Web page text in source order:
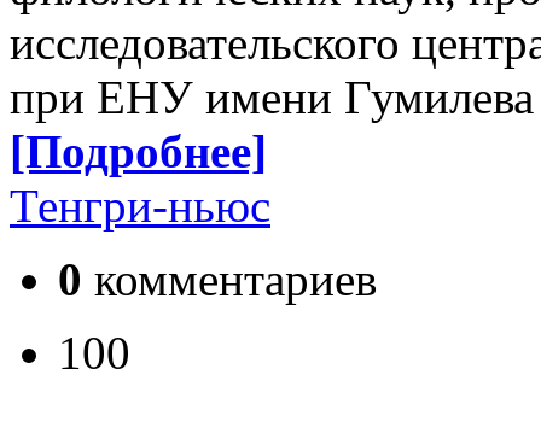
исследовательского
при ЕНУ имени
[Подробнее]
Тенгри-ньюс
0 комментариев
100